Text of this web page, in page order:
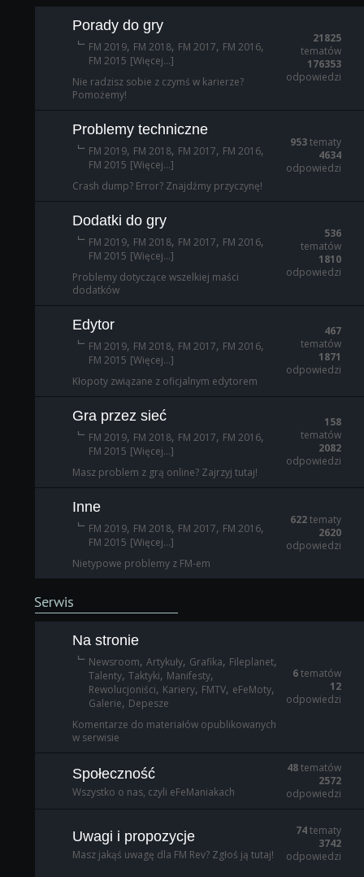
Porady do gry
FM 2019, FM 2018, FM 2017, FM 2016,
FM 2015 [Więcej...]
Nie radzisz sobie z czymś w karierze?
Pomożemy!
21825
tematów
176353
odpowiedzi
Problemy techniczne
FM 2019, FM 2018, FM 2017, FM 2016,
FM 2015 [Więcej...]
Crash dump? Error? Znajdźmy przyczynę!
953tematy
4634
odpowiedzi
Dodatki do gry
FM 2019, FM 2018, FM 2017, FM 2016,
FM 2015 [Więcej...]
Problemy dotyczące wszelkiej maści
dodatków
536
tematów
1810
odpowiedzi
Edytor
FM 2019, FM 2018, FM 2017, FM 2016,
FM 2015 [Więcej...]
Kłopoty związane z oficjalnym edytorem
467
tematów
1871
odpowiedzi
Gra przez sieć
FM 2019, FM 2018, FM 2017, FM 2016,
FM 2015 [Więcej...]
Masz problem z grą online? Zajrzyj tutaj!
158
tematów
2082
odpowiedzi
Inne
FM 2019, FM 2018, FM 2017, FM 2016,
FM 2015 [Więcej...]
Nietypowe problemy z FM-em
622tematy
2620
odpowiedzi
Serwis
Na stronie
Newsroom,Artykuły, Grafika, Fileplanet,
Talenty,Taktyki, Manifesty,
Rewolucjoniści, Kariery, FMTV, eFeMoty,
Galerie, Depesze
Komentarze do materiałów opublikowanych
w serwisie
6tematów
12
odpowiedzi
Społeczność
Wszystko o nas, czyli eFeManiakach
48tematów
2572
odpowiedzi
Uwagi i propozycje
Masz jakąś uwagę dla FM Rev? Zgłoś ją tutaj!
74tematy
3742
odpowiedzi